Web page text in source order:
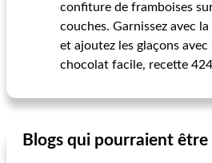
confiture de framboises
couches. Garnissez avec
et ajoutez les glaçons avec
chocolat facile, recette
Blogs qui pourraient